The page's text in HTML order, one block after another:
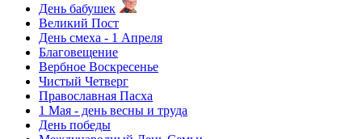
День бабушек
Великий Пост
День смеха - 1 Апреля
Благовещение
Вербное Воскресенье
Чистый Четверг
Православная Пасха
1 Мая - день весны и труда
День победы